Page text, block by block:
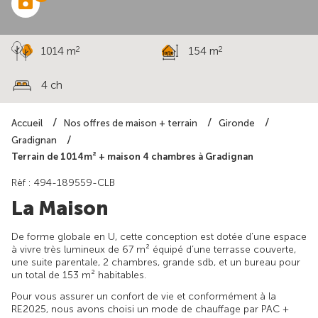
Accueil Nos offres de maison + terrain
Gironde
Gradignan
Terrain de 1014m² + maison 4 chambres à Gradignan
1014 m2 154 m2
4 ch
Rèf : 494-189559-CLB
La Maison
De forme globale en U, cette conception est dotée d’une espace
à vivre très lumineux de 67 m² équipé d’une terrasse couverte,
une suite parentale, 2 chambres, grande sdb, et un bureau pour
un total de 153 m² habitables.
Pour vous assurer un confort de vie et conformément à la
RE2025, nous avons choisi un mode de chauffage par PAC +